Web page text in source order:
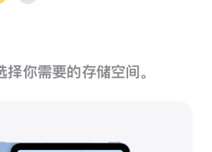
择你需要的存储空间。